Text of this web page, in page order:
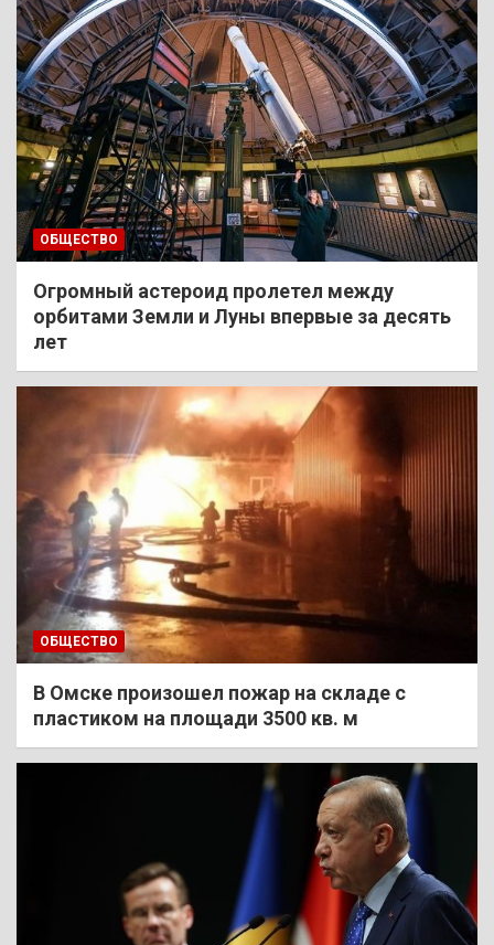
ОБЩЕСТВО
Огромный астероид пролетел между
орбитами Земли и Луны впервые за десять
лет
ОБЩЕСТВО
В Омске произошел пожар на складе с
пластиком на площади 3500 кв. м